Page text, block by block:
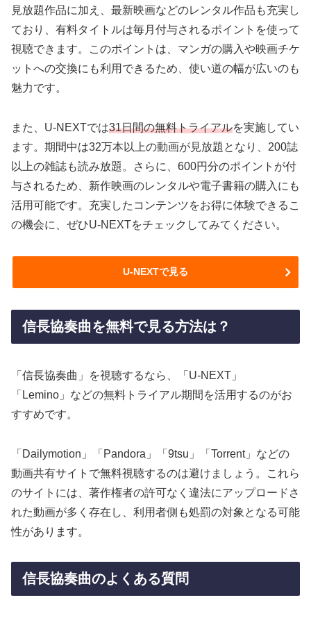
見放題作品に加え、最新映画などのレンタル作品も充実し
ており、有料タイトルは毎月付与されるポイントを使って
視聴できます。このポイントは、マンガの購入や映画チケ
ットへの交換にも利用できるため、使い道の幅が広いのも
魅力です。
また、U-NEXTでは31日間の無料トライアルを実施してい
ます。期間中は32万本以上の動画が見放題となり、200誌
以上の雑誌も読み放題。さらに、600円分のポイントが付
与されるため、新作映画のレンタルや電子書籍の購入にも
活用可能です。充実したコンテンツをお得に体験できるこ
の機会に、ぜひU-NEXTをチェックしてみてください。
U-NEXTで見る
信長協奏曲を無料で見る方法は？
「信長協奏曲」を視聴するなら、「U-NEXT」
「Lemino」などの無料トライアル期間を活用するのがお
すすめです。
「Dailymotion」「Pandora」「9tsu」「Torrent」などの
動画共有サイトで無料視聴するのは避けましょう。これら
のサイトには、著作権者の許可なく違法にアップロードさ
れた動画が多く存在し、利用者側も処罰の対象となる可能
性があります。
信長協奏曲のよくある質問